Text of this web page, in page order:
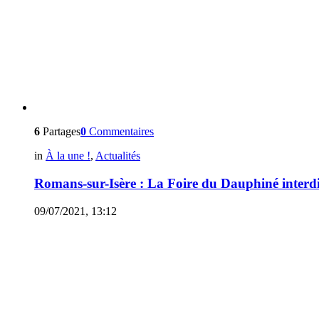
6 Partages0 Commentaires
in À la une !, Actualités
Romans-sur-Isère : La Foire du Dauphiné
09/07/2021, 13:12